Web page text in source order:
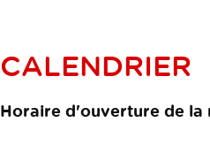
CALENDRIER
Horaire d'ouverture de la